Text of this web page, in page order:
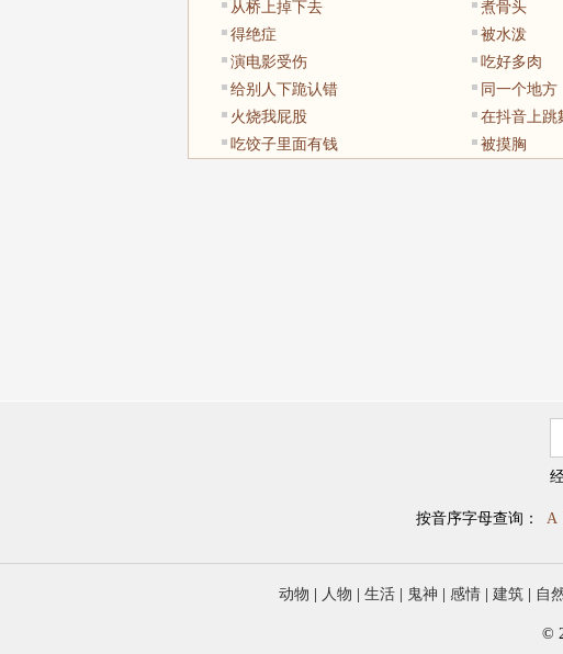
从桥上掉下去
煮骨头
得绝症
被水泼
演电影受伤
吃好多肉
给别人下跪认错
同一个地方
火烧我屁股
在抖音上跳
吃饺子里面有钱
被摸胸
按音序字母查询： A
动物 人物 生活 鬼神 感情 建筑 自
©